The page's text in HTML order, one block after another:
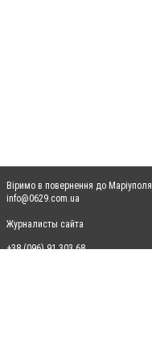
Віримо в повернення до Маріуполя
info@0629.com.ua
Журналисты сайта
+38 (096) 91 303 68